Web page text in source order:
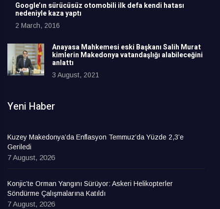
Google’ın sürücüsüz otomobili ilk defa kendi hatası
nedeniyle kaza yaptı
2 March, 2016
Anayasa Mahkemesi eski Başkanı Salih Murat
kimlerin Makedonya vatandaşlığı alabileceğini
anlattı
3 August, 2021
Yeni Haber
Kuzey Makedonya’da Enflasyon Temmuz’da Yüzde 2,3’e
Geriledi
7 August, 2026
Konjic’te Orman Yangını Sürüyor: Askeri Helikopterler
Söndürme Çalışmalarına Katıldı
7 August, 2026